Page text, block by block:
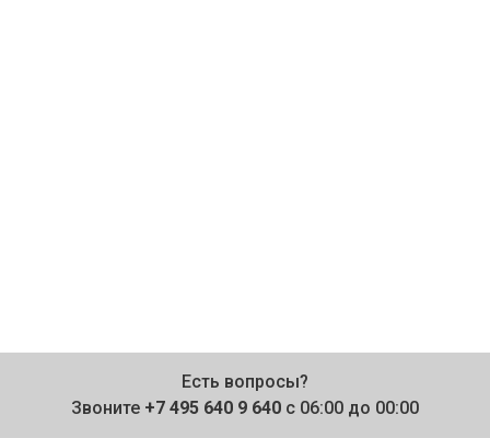
Есть вопросы?
Звоните +7 495 640 9 640 с 06:00 до 00:00